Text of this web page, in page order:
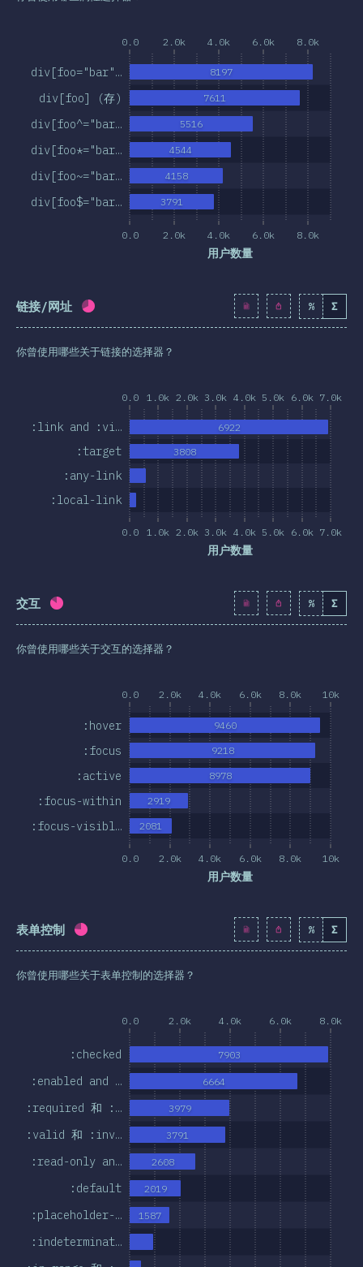
0.0 2.0k 4.0k 6.0k 8.0k
0.0 2.0k 4.0k 6.0k 8.0k
用户数量
div[foo$="bar…
div[foo~="bar…
div[foo*="bar…
div[foo^="bar…
div[foo] (存)
div[foo="bar"…
3791
4158
4544
5516
7611
8197
链接/网址 完成率: % Σ
你曾使用哪些关于链接的选择器？
0.0 1.0k 2.0k 3.0k 4.0k 5.0k 6.0k 7.0k
0.0 1.0k 2.0k 3.0k 4.0k 5.0k 6.0k 7.0k
用户数量
:local-link
:any-link
:target
:link and :vi…
3808
6922
交互 完成率: % Σ
你曾使用哪些关于交互的选择器？
0.0 2.0k 4.0k 6.0k 8.0k 10k
0.0 2.0k 4.0k 6.0k 8.0k 10k
用户数量
:focus-visibl…
:focus-within
:active
:focus
:hover
2081
2919
8978
9218
9460
表单控制 完成率: % Σ
你曾使用哪些关于表单控制的选择器？
0.0 2.0k 4.0k 6.0k 8.0k
:indeterminat…
:placeholder-…
:default
:read-only an…
:valid 和 :inv…
:required 和 :…
:enabled and …
:checked
1587
2019
2608
3791
3979
6664
7903